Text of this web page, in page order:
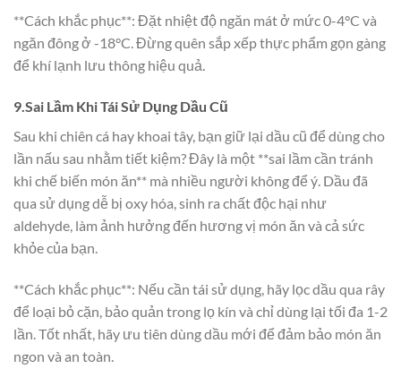
**Cách khắc phục**: Đặt nhiệt độ ngăn mát ở mức 0-4°C và
ngăn đông ở -18°C. Đừng quên sắp xếp thực phẩm gọn gàng
để khí lạnh lưu thông hiệu quả.
9.Sai Lầm Khi Tái Sử Dụng Dầu Cũ
Sau khi chiên cá hay khoai tây, bạn giữ lại dầu cũ để dùng cho
lần nấu sau nhằm tiết kiệm? Đây là một **sai lầm cần tránh
khi chế biến món ăn** mà nhiều người không để ý. Dầu đã
qua sử dụng dễ bị oxy hóa, sinh ra chất độc hại như
aldehyde, làm ảnh hưởng đến hương vị món ăn và cả sức
khỏe của bạn.
**Cách khắc phục**: Nếu cần tái sử dụng, hãy lọc dầu qua rây
để loại bỏ cặn, bảo quản trong lọ kín và chỉ dùng lại tối đa 1-2
lần. Tốt nhất, hãy ưu tiên dùng dầu mới để đảm bảo món ăn
ngon và an toàn.